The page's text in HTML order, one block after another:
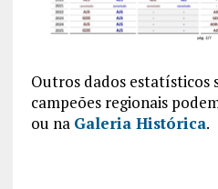
Outros dados estatísticos
campeões regionais
ou na Galeria Histórica.